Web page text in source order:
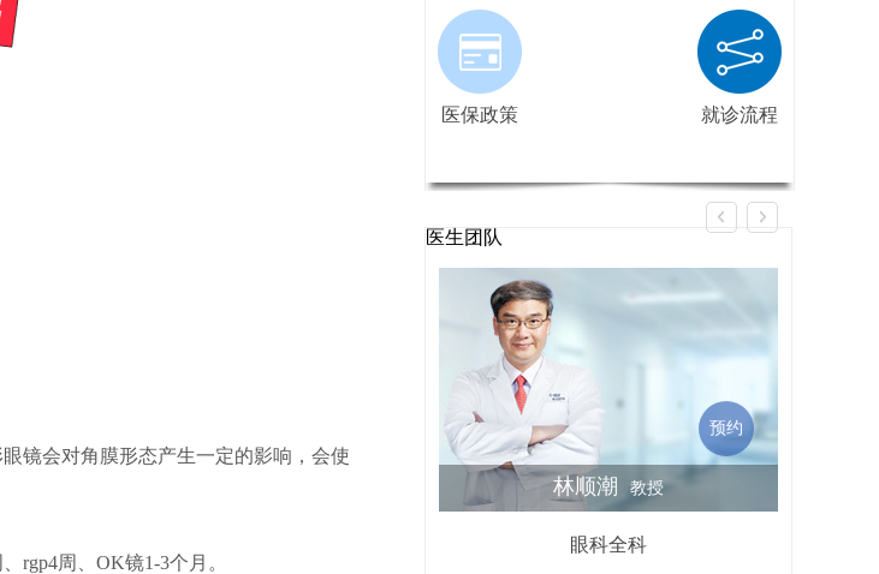
镜会对角膜形态产生一定的影响，会使
周、OK镜1-3个月。
医保政策 就诊流程
医生团队
林顺潮 教授
预约
眼科全科